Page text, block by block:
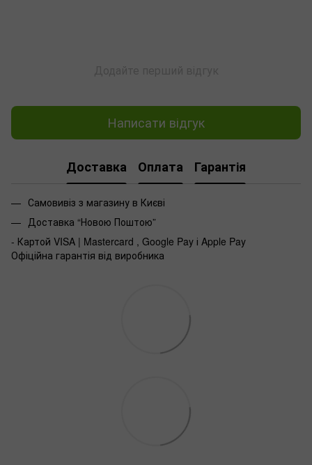
Написати відгук
Доставка Оплата Гарантія
Самовивіз з магазину в Києві
Доставка “Новою Поштою”
- Картой VISA | Mastercard , Google Pay і Apple Pay
Офіційна гарантія від виробника